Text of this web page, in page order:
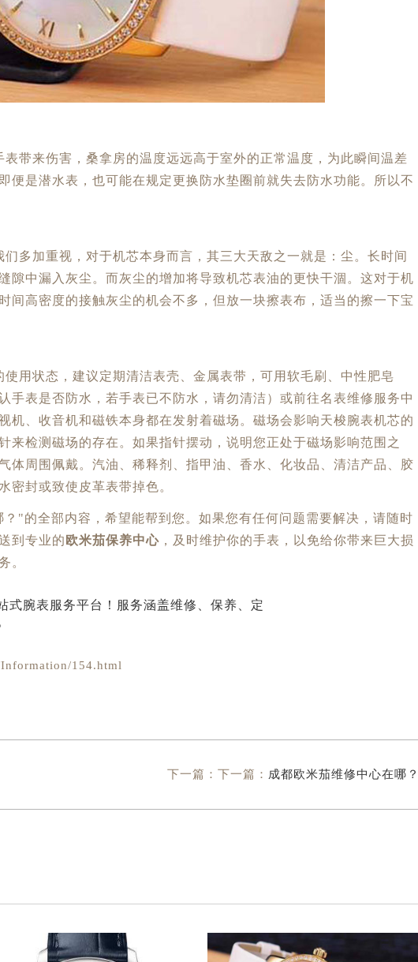
带来伤害，桑拿房的温度远远高于室外的正常温度，为此瞬间温差
便是潜水表，也可能在规定更换防水垫圈前就失去防水功能。所以不
多加重视，对于机芯本身而言，其三大天敌之一就是：尘。长时间
隙中漏入灰尘。而灰尘的增加将导致机芯表油的更快干涸。这对于机
间高密度的接触灰尘的机会不多，但放一块擦表布，适当的擦一下宝
用状态，建议定期清洁表壳、金属表带，可用软毛刷、中性肥皂
手表是否防水，若手表已不防水，请勿清洁）或前往名表维修服务中
机、收音机和磁铁本身都在发射着磁场。磁场会影响天梭腕表机芯的
来检测磁场的存在。如果指针摆动，说明您正处于磁场影响范围之
体周围佩戴。汽油、稀释剂、指甲油、香水、化妆品、清洁产品、胶
密封或致使皮革表带掉色。
"的全部内容，希望能帮到您。如果您有任何问题需要解决，请随时
到专业的 欧米茄保养中心 ，及时维护你的手表，以免给你带来巨大损
。
154.html
下一篇：下一篇： 成都欧米茄维修中心在哪？